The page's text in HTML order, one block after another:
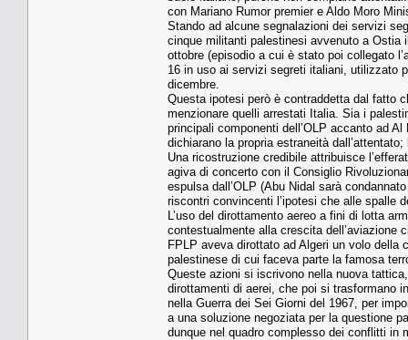
con Mariano Rumor premier e Aldo Moro
Stando ad alcune segnalazioni dei servizi
cinque militanti palestinesi avvenuto a Ostia
ottobre (episodio a cui è stato poi collegato
16 in uso ai servizi segreti italiani, utilizzato
dicembre.
Questa ipotesi però è contraddetta dal fatto
menzionare quelli arrestati Italia. Sia i
principali componenti dell’OLP accanto ad
dichiarano la propria estraneità
Una ricostruzione credibile attribuisce
agiva di concerto con il Consiglio
espulsa dall’OLP (Abu Nidal sarà
riscontri convincenti l’ipotesi che alle spalle
L’uso del dirottamento aereo a fini di lotta
contestualmente alla crescita dell’aviazione
FPLP aveva dirottato ad Algeri un volo della
palestinese di cui faceva parte la famosa
Queste azioni si iscrivono nella nuova
dirottamenti di aerei, che poi si trasformano
nella Guerra dei Sei Giorni del 1967, per
a una soluzione negoziata per la questione
dunque nel quadro complesso dei conflitti in